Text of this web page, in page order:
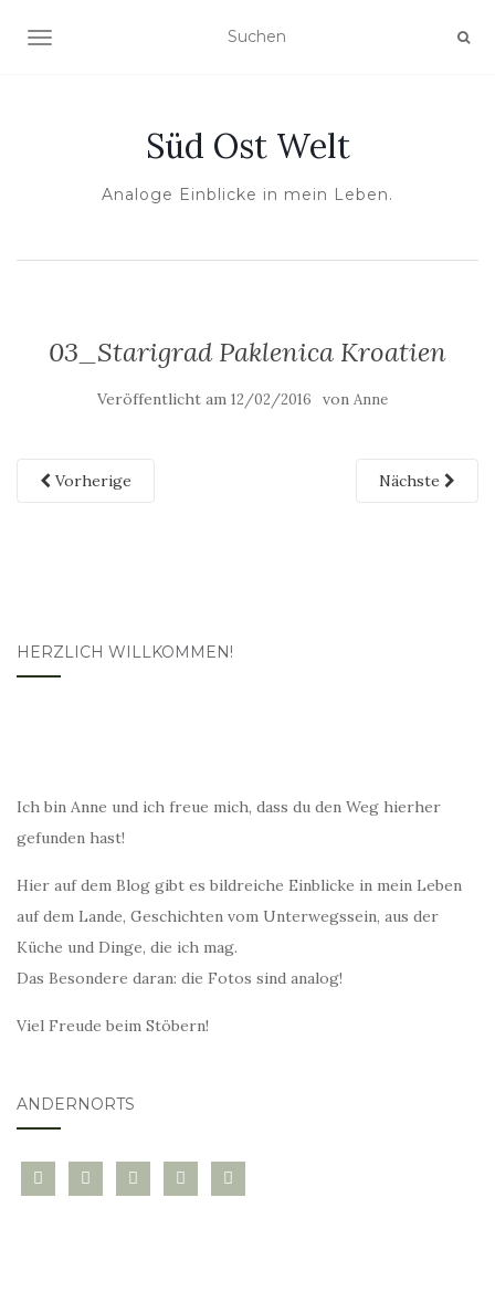
NAVIGATION UMSCHALTEN
Süd Ost Welt
Analoge Einblicke in mein Leben.
03_Starigrad Paklenica Kroatien
Veröffentlicht am 12/02/2016 von Anne
Vorherige Nächste
HERZLICH WILLKOMMEN!
Ich bin Anne und ich freue mich, dass du den Weg hierher
gefunden hast!
Hier auf dem Blog gibt es bildreiche Einblicke in mein Leben
auf dem Lande, Geschichten vom Unterwegssein, aus der
Küche und Dinge, die ich mag.
Das Besondere daran: die Fotos sind analog!
Viel Freude beim Stöbern!
ANDERNORTS
bloglovininstagramtwitter pinterest
mail